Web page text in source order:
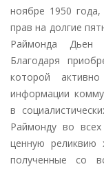
ноябре 1950
прав на долгие
Раймонда Дьен
Благодаря
которой
информации
в
Раймонду во
ценную реликвию
полученные со